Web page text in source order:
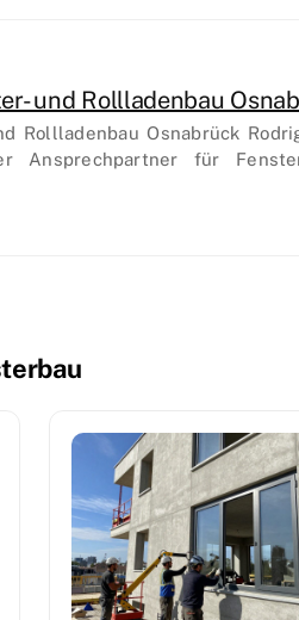
und Rollladenbau
Rollladenbau Osnabrück
Ansprechpartner für